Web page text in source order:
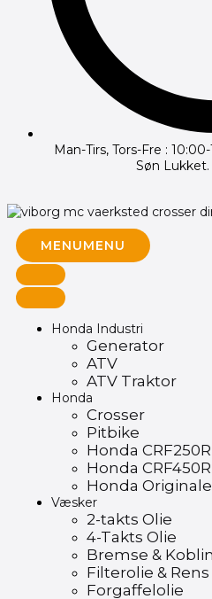
Man-Tirs, Tors-Fre :
Søn
MENUMENU
Honda Industri
Generator
ATV
ATV Traktor
Honda
Crosser
Pitbike
Honda
Honda
Honda
Væsker
2-takts Olie
4-Takts Olie
Bremse &
Filterolie & Rens
Forgaffelolie